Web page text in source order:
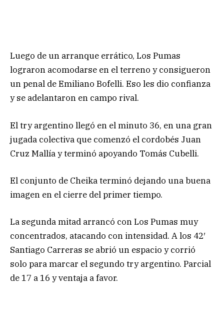
Luego de un arranque errático, Los Pumas
lograron acomodarse en el terreno y consigueron
un penal de Emiliano Bofelli. Eso les dio confianza
y se adelantaron en campo rival.
El try argentino llegó en el minuto 36, en una gran
jugada colectiva que comenzó el cordobés Juan
Cruz Mallía y terminó apoyando Tomás Cubelli.
El conjunto de Cheika terminó dejando una buena
imagen en el cierre del primer tiempo.
La segunda mitad arrancó con Los Pumas muy
concentrados, atacando con intensidad. A los 42′
Santiago Carreras se abrió un espacio y corrió
solo para marcar el segundo try argentino. Parcial
de 17 a 16 y ventaja a favor.